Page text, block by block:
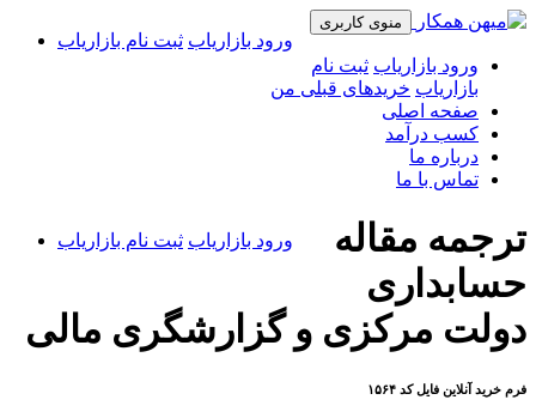
منوی کاربری
ورود بازاریاب ثبت نام بازاریاب
ورود بازاریاب ثبت نام
بازاریاب خریدهای قبلی من
صفحه اصلی
کسب درآمد
درباره ما
تماس با ما
ورود بازاریاب ثبت نام بازاریاب
ترجمه مقاله
حسابداری
دولت مرکزی و گزارشگری مالی
فرم خرید آنلاین فایل کد ۱۵۶۴